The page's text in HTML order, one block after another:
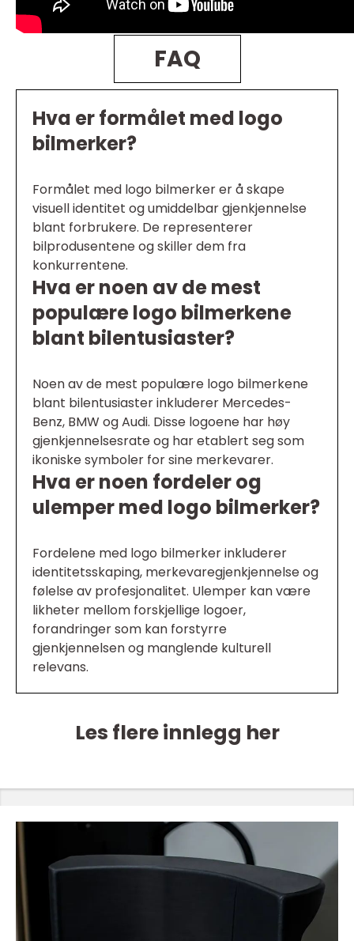
FAQ
Hva er formålet med logo
bilmerker?
Formålet med logo bilmerker er å skape
visuell identitet og umiddelbar gjenkjennelse
blant forbrukere. De representerer
bilprodusentene og skiller dem fra
konkurrentene.
Hva er noen av de mest
populære logo bilmerkene
blant bilentusiaster?
Noen av de mest populære logo bilmerkene
blant bilentusiaster inkluderer Mercedes-
Benz, BMW og Audi. Disse logoene har høy
gjenkjennelsesrate og har etablert seg som
ikoniske symboler for sine merkevarer.
Hva er noen fordeler og
ulemper med logo bilmerker?
Fordelene med logo bilmerker inkluderer
identitetsskaping, merkevaregjenkjennelse og
følelse av profesjonalitet. Ulemper kan være
likheter mellom forskjellige logoer,
forandringer som kan forstyrre
gjenkjennelsen og manglende kulturell
relevans.
Les flere innlegg her